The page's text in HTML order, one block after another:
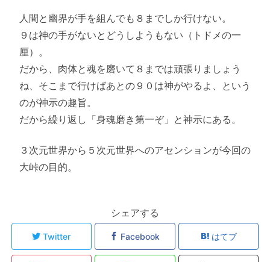
人間と幽界が手を組んでも８までしか行けない。
９は神の手がないとどうしようもない（トドメの一
厘）。
だから、肉体と魂を磨いて８までは頑張りましょう
ね、そこまで行けばあとの９０は神がやるよ、という
のが神示の趣旨。
だから繰り返し「身魂磨き第一ぞ」と神示にある。
３次元世界から５次元世界へのアセンションが今回の
大峠の目的。
シェアする
Twitter Facebook はてブ